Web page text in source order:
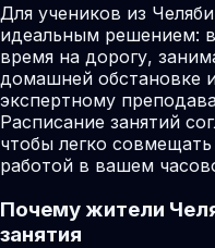
Для учеников из
идеальным решением:
время на дорогу,
домашней обстановке
экспертному
Расписание занятий
чтобы легко
работой в вашем
Почему жители
занятия